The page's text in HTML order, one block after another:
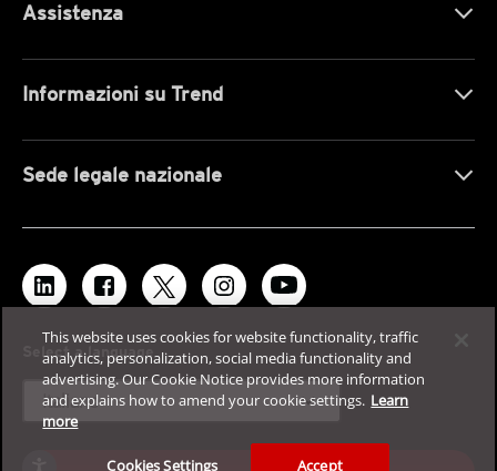
Assistenza
Informazioni su Trend
Sede legale nazionale
Select a language
Italiano expand_more
This website uses cookies for website functionality, traffic
analytics, personalization, social media functionality and
advertising. Our Cookie Notice provides more information
and explains how to amend your cookie settings. Learn
more
Cookies Settings Accept